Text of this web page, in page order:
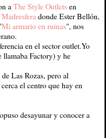
a The Style Outletsen
Madresfera donde Ester Bellón,
Mi armario en ruinas", nos
en el sector outlet.Yo
llamaba Factory) y he
Las Rozas, pero al
el centro que hay en
desayunar y conocer a